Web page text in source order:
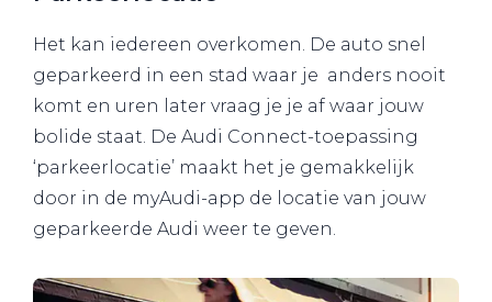
Het kan iedereen overkomen. De auto snel
geparkeerd in een stad waar je anders nooit
komt en uren later vraag je je af waar jouw
bolide staat. De Audi Connect-toepassing
‘parkeerlocatie’ maakt het je gemakkelijk
door in de myAudi-app de locatie van jouw
geparkeerde Audi weer te geven.